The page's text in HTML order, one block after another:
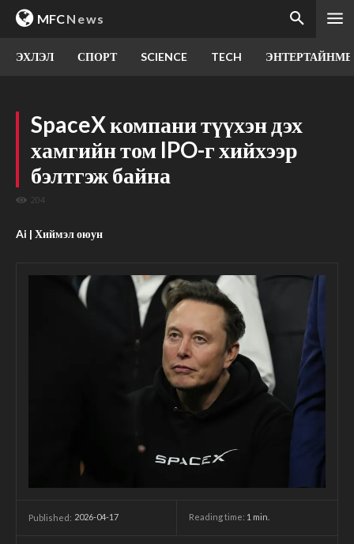
MFCNews
ЭХЛЭЛ СПОРТ SCIENCE TECH
SpaceX компани түүхэн дэх
хамгийн том IPO-г хийхээр
бэлтгэж байна
204
Ai | Хиймэл оюун
Published: 2026-04-17 Reading time: 1 min.